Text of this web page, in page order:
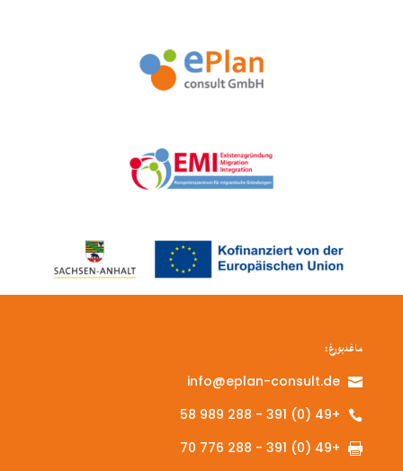
ماغدبورغ:

info@eplan-consult.de

+49 (0) 391 - 288 989 58

+49 (0) 391 - 288 776 70